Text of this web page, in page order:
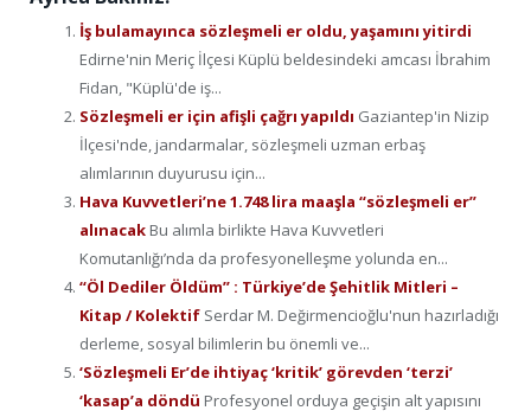
İş bulamayınca sözleşmeli er oldu, yaşamını yitirdi
Edirne'nin Meriç İlçesi Küplü beldesindeki amcası İbrahim
Fidan, "Küplü'de iş...
Sözleşmeli er için afişli çağrı yapıldı Gaziantep'in Nizip
İlçesi'nde, jandarmalar, sözleşmeli uzman erbaş
alımlarının duyurusu için...
Hava Kuvvetleri’ne 1.748 lira maaşla “sözleşmeli er”
alınacak Bu alımla birlikte Hava Kuvvetleri
Komutanlığı’nda da profesyonelleşme yolunda en...
“Öl Dediler Öldüm” : Türkiye’de Şehitlik Mitleri –
Kitap / Kolektif Serdar M. Değirmencioğlu'nun hazırladığı
derleme, sosyal bilimlerin bu önemli ve...
‘Sözleşmeli Er’de ihtiyaç ‘kritik’ görevden ‘terzi’
‘kasap’a döndü Profesyonel orduya geçişin alt yapısını